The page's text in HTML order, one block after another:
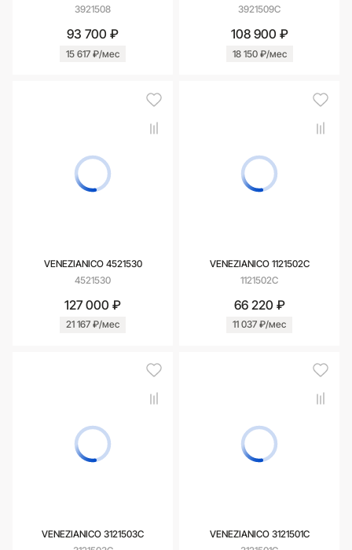
3921508
93 700 ₽
15 617 ₽/мес
3921509С
108 900 ₽
18 150 ₽/мес
VENEZIANICO 4521530
4521530
127 000 ₽
21 167 ₽/мес
VENEZIANICO 1121502С
1121502С
66 220 ₽
11 037 ₽/мес
VENEZIANICO 3121503С
VENEZIANICO 3121501С